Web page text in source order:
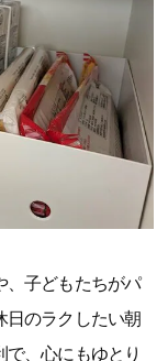
、子どもたちがパ
のラクしたい朝
、心にもゆとり